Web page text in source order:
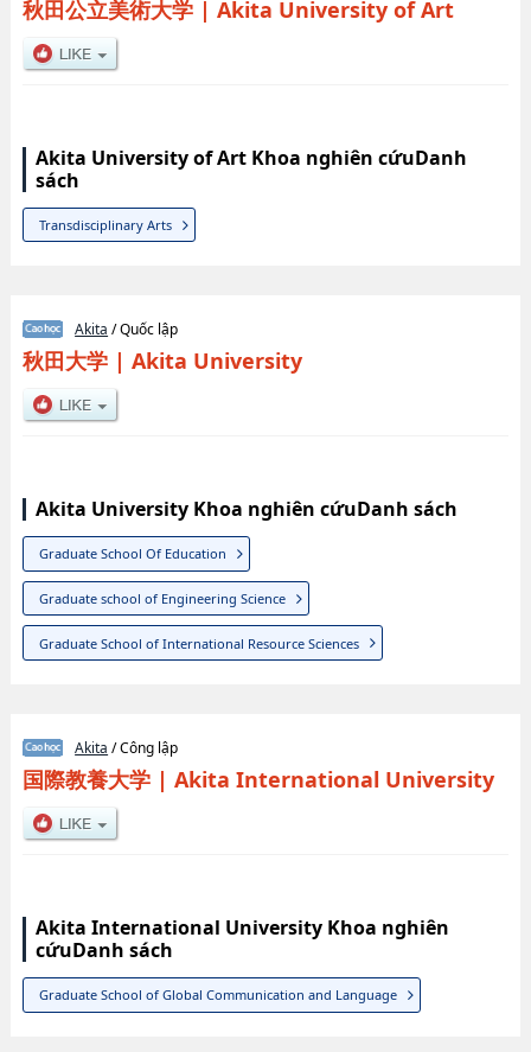
秋田公立美術大学| Akita University of Art
Akita University of Art Khoa nghiên cứuDanh
sách
Transdisciplinary Arts
Akita / Quốc lập
秋田大学| Akita University
Akita University Khoa nghiên cứuDanh sách
Graduate School Of Education
Graduate school of Engineering Science
Graduate School of International Resource Sciences
Akita / Công lập
国際教養大学| Akita International University
Akita International University Khoa nghiên
cứuDanh sách
Graduate School of Global Communication and Language